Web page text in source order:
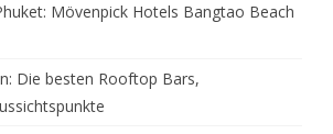
Mövenpick Hotels Bangtao Beach
Die besten Rooftop Bars,